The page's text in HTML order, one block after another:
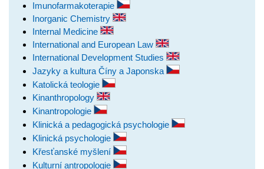
Imunofarmakoterapie
Inorganic Chemistry
Internal Medicine
International and European Law
International Development Studies
Jazyky a kultura Číny a Japonska
Katolická teologie
Kinanthropology
Kinantropologie
Klinická a pedagogická psychologie
Klinická psychologie
Křesťanské myšlení
Kulturní antropologie